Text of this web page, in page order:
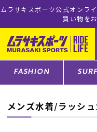
ムラサキスポーツ公式オンラ
買い物を
ゲスト様
ログイン
FASHION SURF
メンズ水着/ラッシ